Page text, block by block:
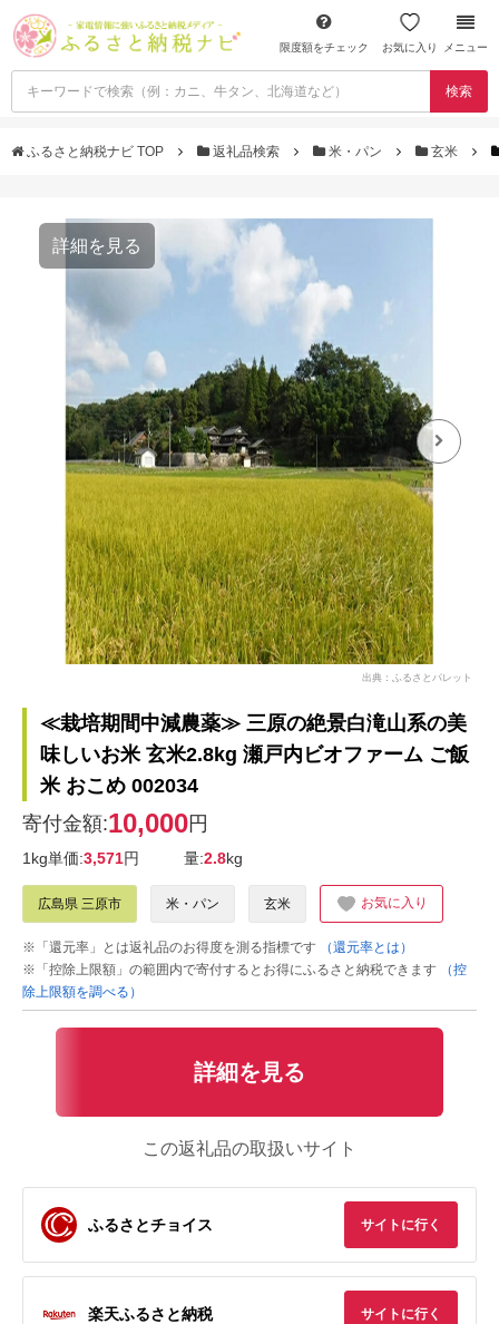
限度額をチェック お気に入り メニュー
検索
ふるさと納税ナビ TOP 返礼品検索 米・パン 玄米
詳細を見る
出典：ふるさとパレット
≪栽培期間中減農薬≫ 三原の絶景白滝山系の美
味しいお米 玄米2.8kg 瀬戸内ビオファーム ご飯
米 おこめ 002034
寄付金額:10,000円
1kg単価:3,571円 量:2.8kg
広島県 三原市 米・パン 玄米 お気に入り
※「還元率」とは返礼品のお得度を測る指標です
（還元率とは）
※「控除上限額」の範囲内で寄付するとお得にふるさと納税できます
（控
除上限額を調べる）
詳細を見る
この返礼品の取扱いサイト
ふるさとチョイス サイトに行く
楽天ふるさと納税 サイトに行く